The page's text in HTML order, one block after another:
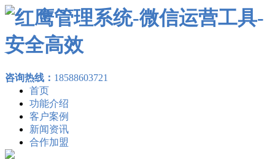
咨询热线： 18588603721
首页
功能介绍
客户案例
新闻资讯
合作加盟